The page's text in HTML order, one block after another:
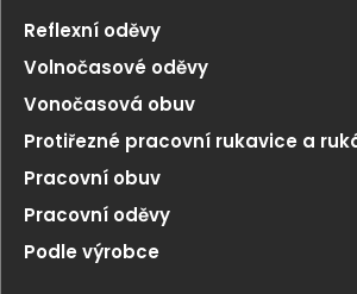
Reflexní oděvy
Volnočasové oděvy
Vonočasová obuv
Protiřezné pracovní rukavice a
Pracovní obuv
Pracovní oděvy
Podle výrobce